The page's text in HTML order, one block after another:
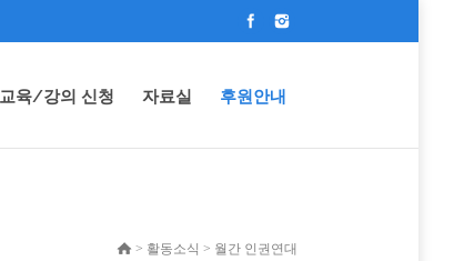
교육/강의 신청 자료실 후원안내
> 활동소식 > 월간 인권연대